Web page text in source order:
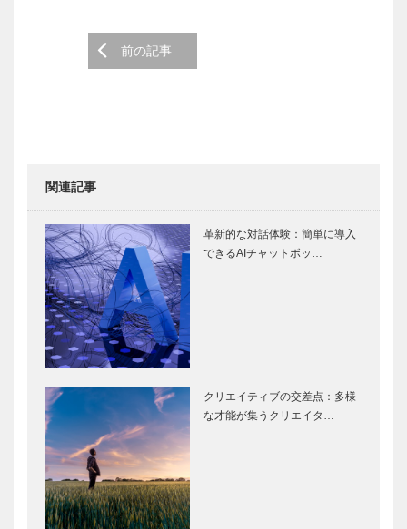
navigation
前の記事
関連記事
革新的な対話体験：簡単に導入
できるAIチャットボッ…
クリエイティブの交差点：多様
な才能が集うクリエイタ…